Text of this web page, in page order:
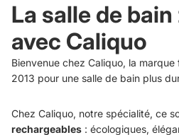
La salle de
avec Caliquo
Bienvenue chez Caliquo, la
2013 pour une salle de bain plus
Chez Caliquo, notre spécialité, ce
rechargeables : écologiques,